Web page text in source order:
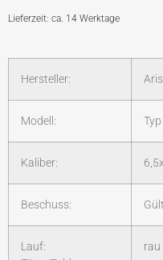
Lieferzeit: ca. 14 Werktage
Hersteller:
Modell: Typ
Kaliber:
Beschuss:
Lauf:
rau